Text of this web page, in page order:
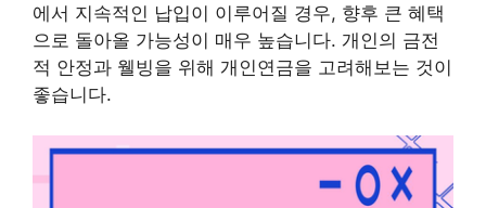
에서 지속적인 납입이 이루어질 경우, 향후 큰 혜택
으로 돌아올 가능성이 매우 높습니다. 개인의 금전
적 안정과 웰빙을 위해 개인연금을 고려해보는 것이
좋습니다.